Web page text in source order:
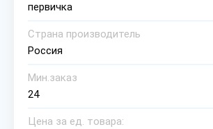
первичка
Страна производитель
Россия
Мин.заказ
24
Цена за ед. товара: